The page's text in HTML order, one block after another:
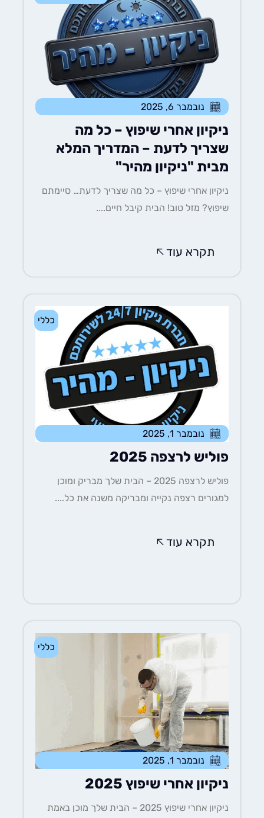
נובמבר 6, 2025
ניקיון אחרי שיפוץ – כל מה
שצריך לדעת – המדריך המלא
מבית "ניקיון מהיר"
ניקיון אחרי שיפוץ – כל מה שצריך לדעת… סיימתם
שיפוץ? מזל טוב! הבית קיבל חיים....
תקרא עוד
כללי
נובמבר 1, 2025
פוליש לרצפה 2025
פוליש לרצפה 2025 – הבית שלך מבריק ומוכן
למגורים רצפה נקייה ומבריקה משנה את כל....
תקרא עוד
נובמבר 1, 2025
ניקיון אחרי שיפוץ 2025
ניקיון אחרי שיפוץ 2025 – הבית שלך מוכן באמת